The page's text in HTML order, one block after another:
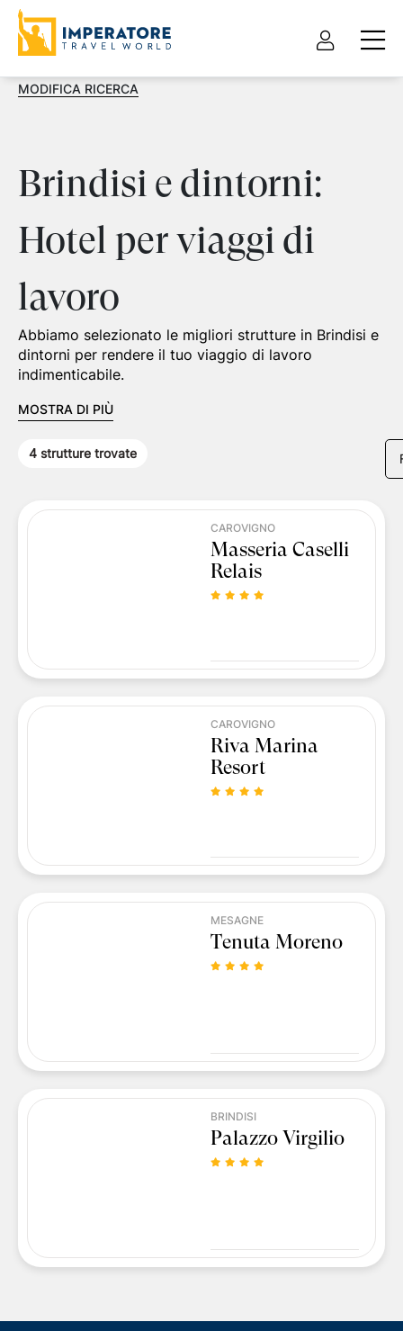
MODIFICA RICERCA
Brindisi e dintorni:
Hotel per viaggi di
lavoro
Abbiamo selezionato le migliori strutture in Brindisi e
dintorni per rendere il tuo viaggio di lavoro
indimenticabile.
MOSTRA DI PIÙ
4 strutture trovate
CAROVIGNO
Masseria Caselli
Relais
CAROVIGNO
Riva Marina
Resort
MESAGNE
Tenuta Moreno
BRINDISI
Palazzo Virgilio